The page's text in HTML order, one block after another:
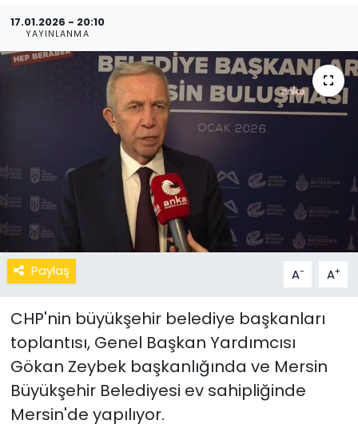
17.01.2026 - 20:10
YAYINLANMA
Paylaş A- A+
CHP'nin büyükşehir belediye başkanları
toplantısı, Genel Başkan Yardımcısı
Gökan Zeybek başkanlığında ve Mersin
Büyükşehir Belediyesi ev sahipliğinde
Mersin'de yapılıyor.